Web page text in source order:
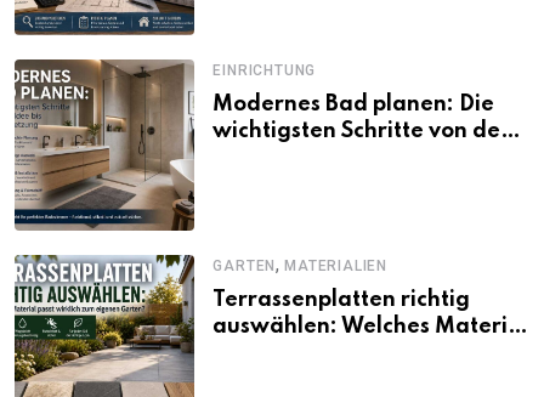
EINRICHTUNG
Modernes Bad planen: Die
wichtigsten Schritte von der
GARTEN,MATERIALIEN
Terrassenplatten richtig
auswählen: Welches Material